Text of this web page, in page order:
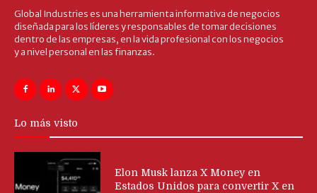
Global Industries es una herramienta informativa de negocios
diseñada para los líderes y responsables de tomar decisiones
dentro de las empresas, en la vida profesional con los negocios
y a nivel personal en las finanzas.
Lo más visto
Elon Musk lanza X Money en
Estados Unidos para convertir X en